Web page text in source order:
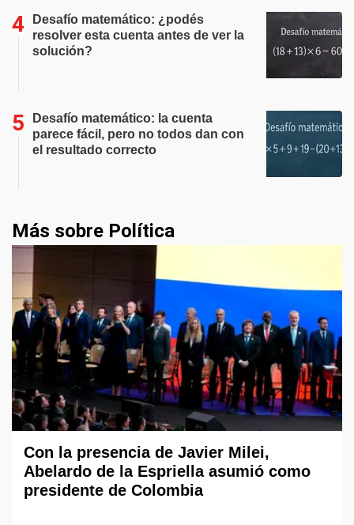
Desafío matemático: ¿podés
resolver esta cuenta antes de ver la
solución?
Desafío matemático: la cuenta
parece fácil, pero no todos dan con
el resultado correcto
Más sobre Política
Con la presencia de Javier Milei,
Abelardo de la Espriella asumió como
presidente de Colombia